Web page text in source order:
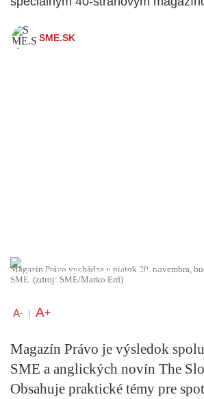
SME.SK
Magazín Právo vychádza v piatok 30. novembra,
SME. (zdroj: SME/Marko Erd)
A- A+
Magazín Právo je výsledok
SME a anglických novín The
Obsahuje praktické témy pre